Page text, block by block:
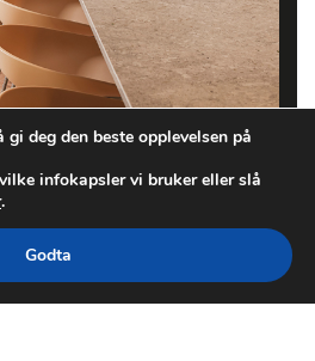
deg den beste opplevelsen på
infokapsler vi bruker eller slå
.
Godta